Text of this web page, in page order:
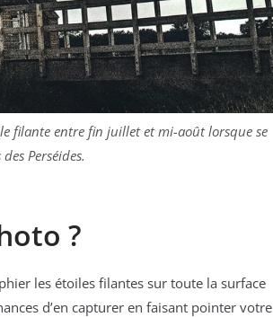
filante entre fin juillet et mi-août lorsque se
Perséides.
?
les étoiles filantes sur toute la surface
d’en capturer en faisant pointer votre